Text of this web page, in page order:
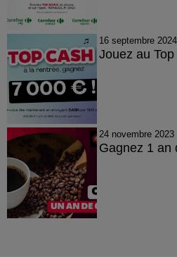
16 septembre 2024
Jouez au
24 novembre 2023
Gagnez 1 an